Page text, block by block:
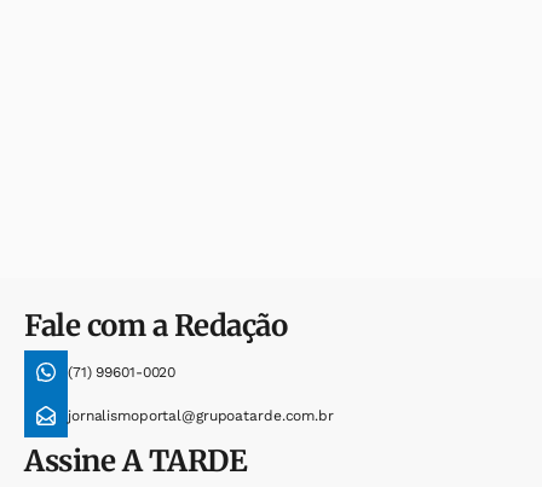
Fale com a Redação
(71) 99601-0020
jornalismoportal@grupoatarde.com.br
AssineA TARDE